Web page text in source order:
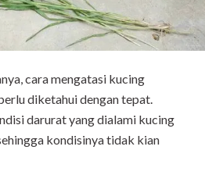
cara mengatasi kucing
diketahui dengan tepat.
darurat yang dialami kucing
kondisinya tidak kian